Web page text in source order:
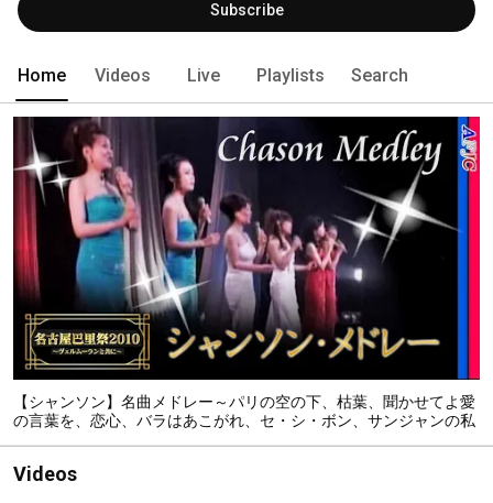
Subscribe
Home Videos Live Playlists Search
【シャンソン】名曲メドレー～パリの空の下、枯葉、聞かせてよ愛
の言葉を、恋心、バラはあこがれ、セ・シ・ボン、サンジャンの私
Videos